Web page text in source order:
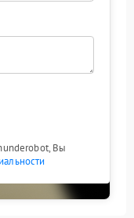
Вы